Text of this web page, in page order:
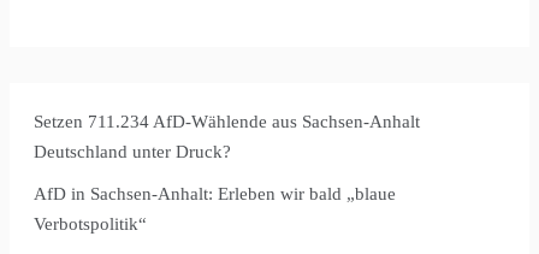
Setzen 711.234 AfD-Wählende aus Sachsen-Anhalt
Deutschland unter Druck?
AfD in Sachsen-Anhalt: Erleben wir bald „blaue
Verbotspolitik“